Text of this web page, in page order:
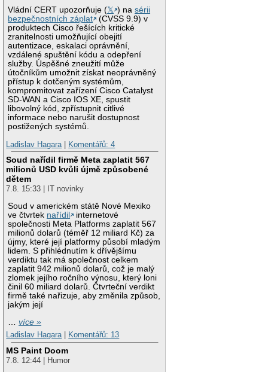
Vládní CERT upozorňuje (𝕏 ) nasérii
bezpečnostních záplat
(CVSS 9.9) v
produktech Cisco řešících kritické
zranitelnosti umožňující obejití
autentizace, eskalaci oprávnění,
vzdálené spuštění kódu a odepření
služby. Úspěšné zneužití může
útočníkům umožnit získat neoprávněný
přístup k dotčeným systémům,
kompromitovat zařízení Cisco Catalyst
SD-WAN a Cisco IOS XE, spustit
libovolný kód, zpřístupnit citlivé
informace nebo narušit dostupnost
postižených systémů.
Ladislav Hagara
Komentářů: 4
Soud nařídil firmě Meta zaplatit 567
milionů USD kvůli újmě způsobené
dětem
7.8. 15:33 | IT novinky
Soud v americkém státě Nové Mexiko
ve čtvrtek nařídil
internetové
společnosti Meta Platforms zaplatit 567
milionů dolarů (téměř 12 miliard Kč) za
újmy, které její platformy působí mladým
lidem. S přihlédnutím k dřívějšímu
verdiktu tak má společnost celkem
zaplatit 942 milionů dolarů, což je malý
zlomek jejího ročního výnosu, který loni
činil 60 miliard dolarů. Čtvrteční verdikt
firmě také nařizuje, aby změnila způsob,
jakým její
…více »
Ladislav Hagara| Komentářů: 13
MS Paint Doom
7.8. 12:44 | Humor